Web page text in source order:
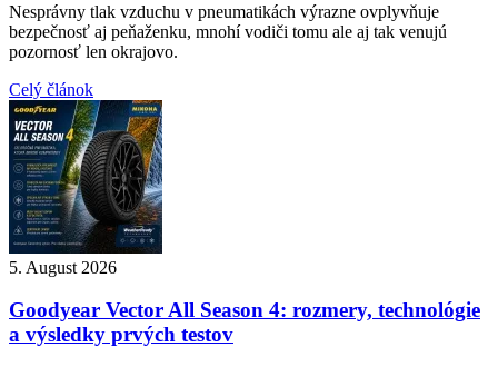
Nesprávny tlak vzduchu v pneumatikách výrazne ovplyvňuje
bezpečnosť aj peňaženku, mnohí vodiči tomu ale aj tak venujú
pozornosť len okrajovo.
Celý článok
5. August 2026
Goodyear Vector All Season 4: rozmery, technológie
a výsledky prvých testov